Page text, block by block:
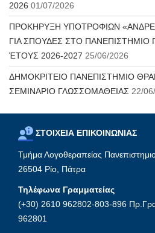
2026 01/07/2026
ΠΡΟΚΗΡΥΞΗ ΥΠΟΤΡΟΦΙΩΝ
ΓΙΑ ΣΠΟΥΔΕΣ ΣΤΟ
ΈΤΟΥΣ 2026-2027 25/06/2026
ΔΗΜΟΚΡΙΤΕΙΟ ΠΑΝΕΠΙΣΤΗΜΙΟ
ΣΕΜΙΝΑΡΙΟ ΓΛΩΣΣΟΜΑΘΕΙΑΣ 22/
ΣΤΟΙΧΕΙΑ ΕΠΙΚΟΙΝΩΝΙΑΣ
Τμήμα Λογοθεραπείας
26504 Ρίο, Πάτρα
Τηλέφωνα Γραμματείας
(+30) 2610 962802-803-896
962801